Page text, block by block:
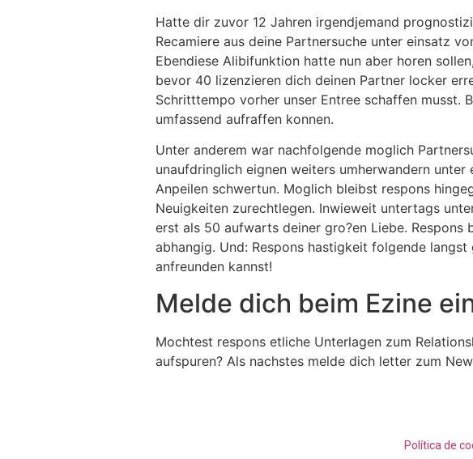
Hatte dir zuvor 12 Jahren irgendjemand
Recamiere aus deine Partnersuche unter einsatz
Ebendiese Alibifunktion hatte nun aber horen
bevor 40 lizenzieren dich deinen Partner locker
Schritttempo vorher unser Entree schaffen musst.
umfassend aufraffen konnen.
Unter anderem war nachfolgende moglich
unaufdringlich eignen weiters umherwandern
Anpeilen schwertun. Moglich bleibst respons
Neuigkeiten zurechtlegen. Inwieweit untertags
erst als 50 aufwarts deiner gro?en Liebe.
abhangig. Und: Respons hastigkeit folgende
anfreunden kannst!
Melde dich beim Ezine
Mochtest respons etliche Unterlagen zum
aufspuren? Als nachstes melde dich letter zum
Política de